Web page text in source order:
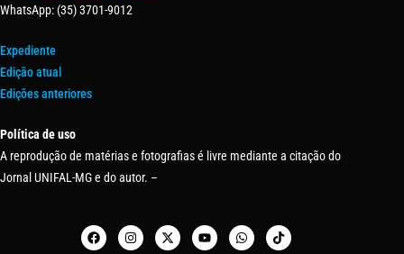
WhatsApp: (35) 3701-9012
Expediente
Edição atual
Edições anteriores
Política de uso
A reprodução de matérias e fotografias é livre mediante a citação do
Jornal UNIFAL-MG e do autor. –